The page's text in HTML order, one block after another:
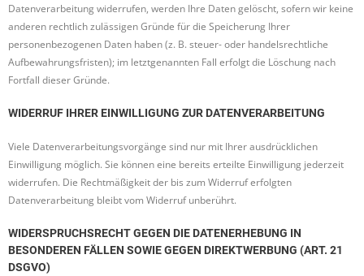
Datenverarbeitung widerrufen, werden Ihre Daten gelöscht, sofern wir keine
anderen rechtlich zulässigen Gründe für die Speicherung Ihrer
personenbezogenen Daten haben (z. B. steuer- oder handelsrechtliche
Aufbewahrungsfristen); im letztgenannten Fall erfolgt die Löschung nach
Fortfall dieser Gründe.
WIDERRUF IHRER EINWILLIGUNG ZUR DATENVERARBEITUNG
Viele Datenverarbeitungsvorgänge sind nur mit Ihrer ausdrücklichen
Einwilligung möglich. Sie können eine bereits erteilte Einwilligung jederzeit
widerrufen. Die Rechtmäßigkeit der bis zum Widerruf erfolgten
Datenverarbeitung bleibt vom Widerruf unberührt.
WIDERSPRUCHSRECHT GEGEN DIE DATENERHEBUNG IN
BESONDEREN FÄLLEN SOWIE GEGEN DIREKTWERBUNG (ART. 21
DSGVO)